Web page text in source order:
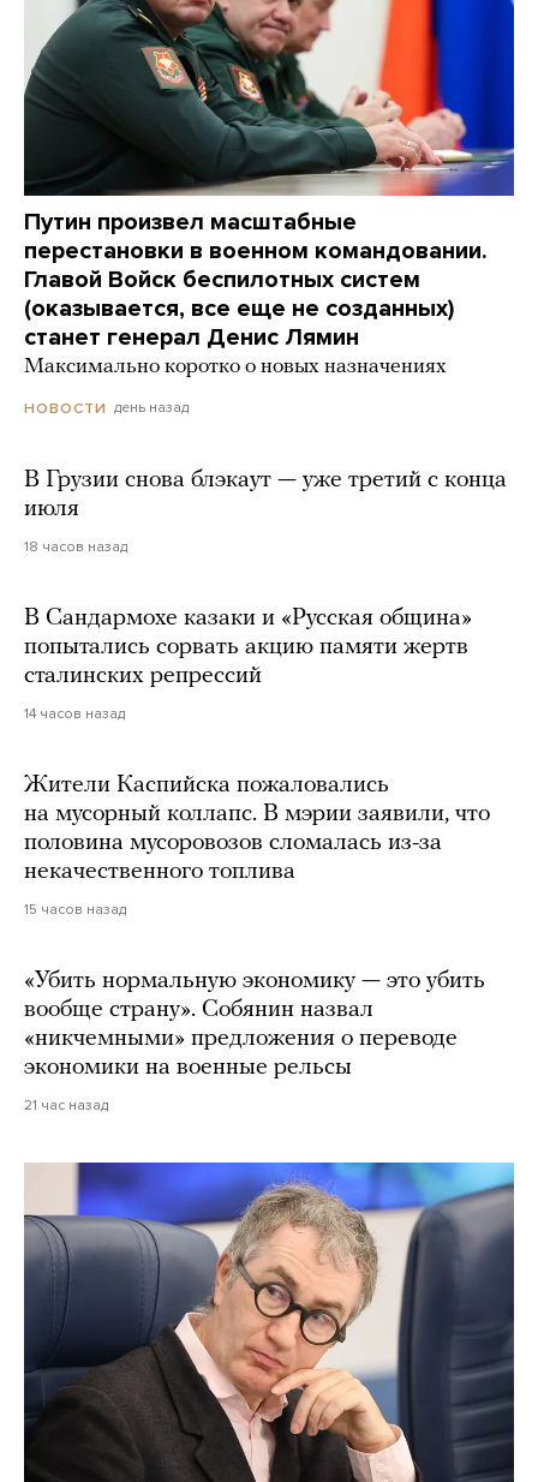
Путин произвел масштабные
перестановки в военном командовании.
Главой Войск беспилотных систем
(оказывается, все еще не созданных)
станет генерал Денис Лямин
Максимально коротко о новых назначениях
НОВОСТИ день назад
В Грузии снова блэкаут — уже третий с конца
июля
18 часов назад
В Сандармохе казаки и «Русская община»
попытались сорвать акцию памяти жертв
сталинских репрессий
14 часов назад
Жители Каспийска пожаловались
на мусорный коллапс. В мэрии заявили, что
половина мусоровозов сломалась из-за
некачественного топлива
15 часов назад
«Убить нормальную экономику — это убить
вообще страну». Собянин назвал
«никчемными» предложения о переводе
экономики на военные рельсы
21 час назад